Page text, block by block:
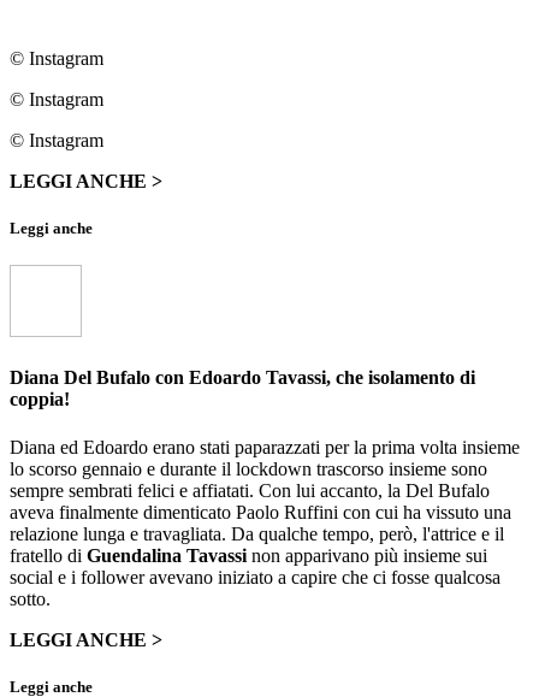
© Instagram
© Instagram
© Instagram
LEGGI ANCHE >
Leggi anche
Diana Del Bufalo con Edoardo Tavassi, che isolamento di
coppia!
Diana ed Edoardo erano stati paparazzati per la prima volta insieme
lo scorso gennaio e durante il lockdown trascorso insieme sono
sempre sembrati felici e affiatati. Con lui accanto, la Del Bufalo
aveva finalmente dimenticato Paolo Ruffini con cui ha vissuto una
relazione lunga e travagliata. Da qualche tempo, però, l'attrice e il
fratello di Guendalina Tavassi non apparivano più insieme sui
social e i follower avevano iniziato a capire che ci fosse qualcosa
sotto.
LEGGI ANCHE >
Leggi anche